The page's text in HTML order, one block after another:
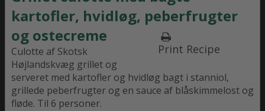
kartofler, hvidløg, peberfrugter
og ostecreme
Print Recipe
Culotte af Skotsk
Højlandskvæg grillet og
serveret med kartofler og hvidløg bagt i stanniol,
grillede peberfrugter og en sauce af blåskimmelost og
fløde. Til 6 personer.